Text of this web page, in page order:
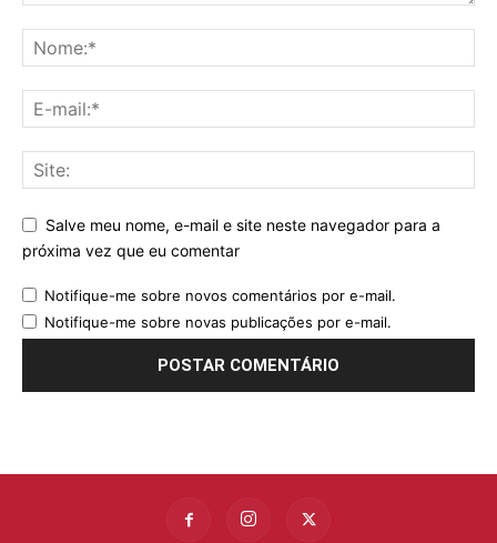
Salve meu nome, e-mail e site neste navegador para a
próxima vez que eu comentar
Notifique-me sobre novos comentários por e-mail.
Notifique-me sobre novas publicações por e-mail.